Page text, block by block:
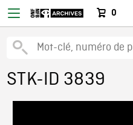
0
STK-ID 3839